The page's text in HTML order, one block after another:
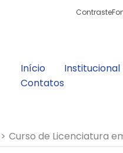
Contraste
Início Institucional
Contatos
Curso de Licenciatura